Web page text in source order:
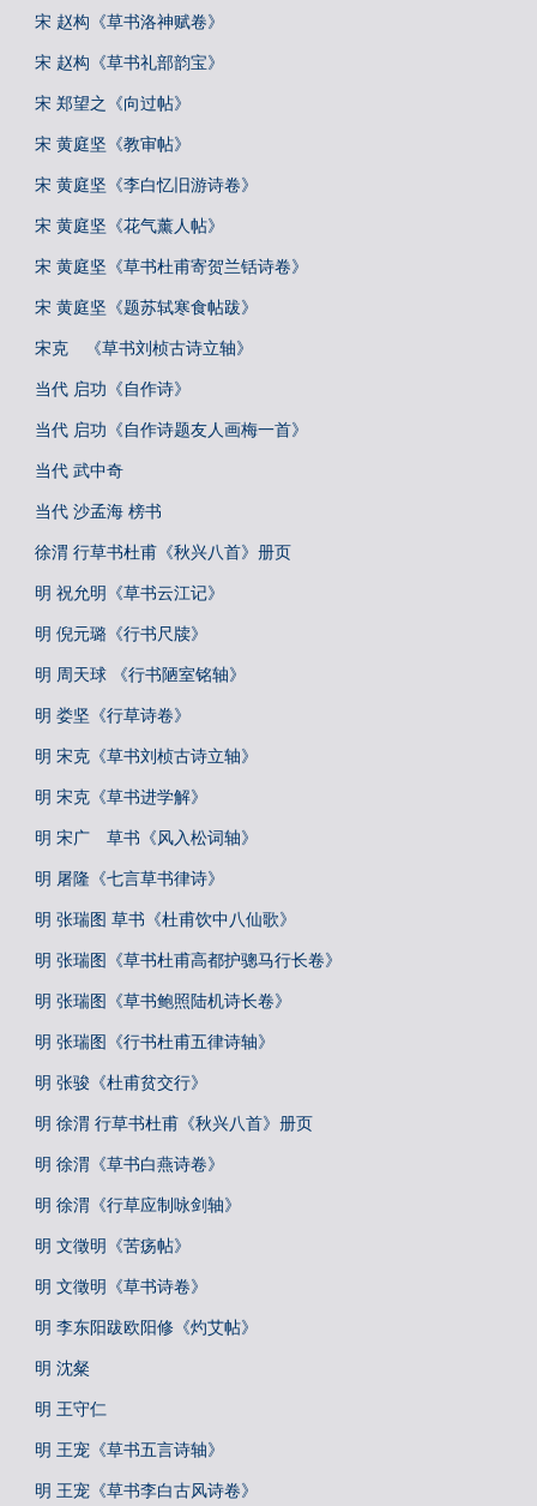
宋 赵构《草书洛神赋卷》
宋 赵构《草书礼部韵宝》
宋 郑望之《向过帖》
宋 黄庭坚《教审帖》
宋 黄庭坚《李白忆旧游诗卷》
宋 黄庭坚《花气薰人帖》
宋 黄庭坚《草书杜甫寄贺兰铦诗卷》
宋 黄庭坚《题苏轼寒食帖跋》
宋克 《草书刘桢古诗立轴》
当代 启功《自作诗》
当代 启功《自作诗题友人画梅一首》
当代 武中奇
当代 沙孟海 榜书
徐渭 行草书杜甫《秋兴八首》册页
明 祝允明《草书云江记》
明 倪元璐《行书尺牍》
明 周天球 《行书陋室铭轴》
明 娄坚《行草诗卷》
明 宋克《草书刘桢古诗立轴》
明 宋克《草书进学解》
明 宋广 草书《风入松词轴》
明 屠隆《七言草书律诗》
明 张瑞图 草书《杜甫饮中八仙歌》
明 张瑞图《草书杜甫高都护骢马行长卷》
明 张瑞图《草书鲍照陆机诗长卷》
明 张瑞图《行书杜甫五律诗轴》
明 张骏《杜甫贫交行》
明 徐渭 行草书杜甫《秋兴八首》册页
明 徐渭《草书白燕诗卷》
明 徐渭《行草应制咏剑轴》
明 文徵明《苦疡帖》
明 文徵明《草书诗卷》
明 李东阳跋欧阳修《灼艾帖》
明 沈粲
明 王守仁
明 王宠《草书五言诗轴》
明 王宠《草书李白古风诗卷》